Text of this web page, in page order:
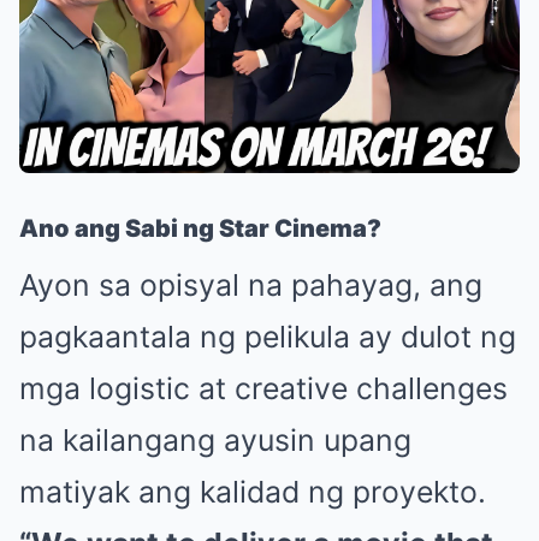
Ano ang Sabi ng Star Cinema?
Ayon sa opisyal na pahayag, ang
pagkaantala ng pelikula ay dulot ng
mga logistic at creative challenges
na kailangang ayusin upang
matiyak ang kalidad ng proyekto.